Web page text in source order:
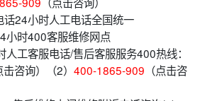
24小时人工电话全国统一
小时400客服维修网点
工客服电话/售后客服服务400热线：
击咨询）（2） 400-1865-909 （点击咨